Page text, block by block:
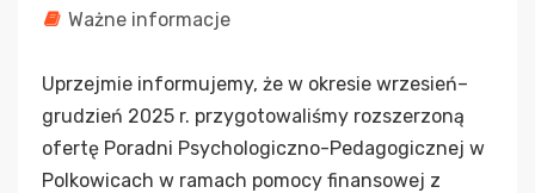
Ważne informacje
Uprzejmie informujemy, że w okresie wrzesień–
grudzień 2025 r. przygotowaliśmy rozszerzoną
ofertę Poradni Psychologiczno-Pedagogicznej w
Polkowicach w ramach pomocy finansowej z